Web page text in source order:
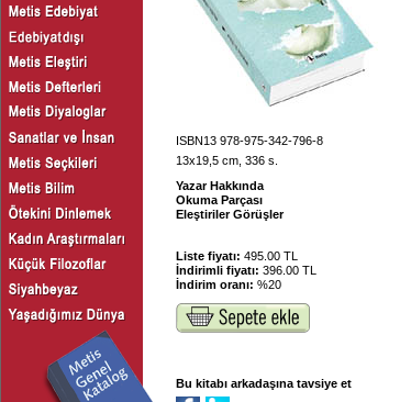
ISBN13 978-975-342-796-8
13x19,5 cm, 336 s.
Yazar Hakkında
Okuma Parçası
Eleştiriler Görüşler
Liste fiyatı: 495.00 TL
İndirimli fiyatı: 396.00 TL
İndirim oranı: %20
Bu kitabı arkadaşına tavsiye et